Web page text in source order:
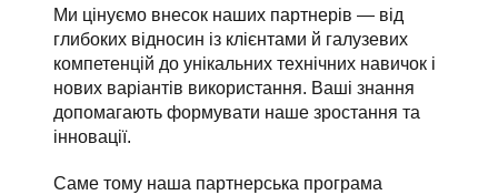
Ми цінуємо внесок наших партнерів — від
глибоких відносин із клієнтами й галузевих
компетенцій до унікальних технічних навичок і
нових варіантів використання. Ваші знання
допомагають формувати наше зростання та
інновації.
Саме тому наша партнерська програма